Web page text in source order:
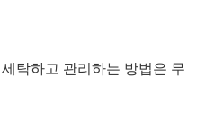
탁하고 관리하는 방법은 무